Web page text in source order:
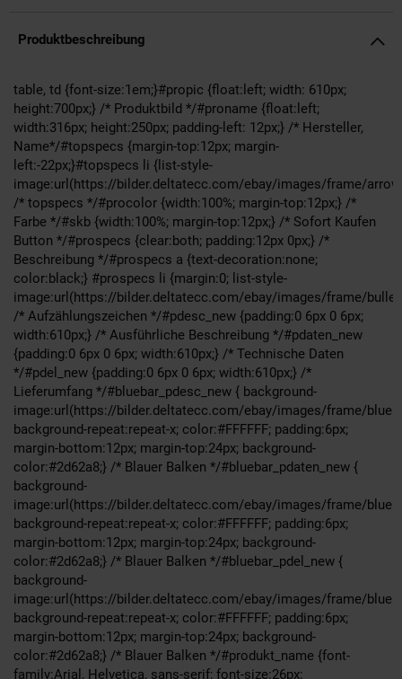
Produktbeschreibung
table, td {font-size:1em;}#propic {float:left; width: 610px;
height:700px;} /* Produktbild */#proname {float:left;
width:316px; height:250px; padding-left: 12px;} /* Hersteller,
Name*/#topspecs {margin-top:12px; margin-
left:-22px;}#topspecs li {list-style-
image:url(https://bilder.deltatecc.com/ebay/images/frame/
/* topspecs */#procolor {width:100%; margin-top:12px;} /*
Farbe */#skb {width:100%; margin-top:12px;} /* Sofort Kaufen
Button */#prospecs {clear:both; padding:12px 0px;} /*
Beschreibung */#prospecs a {text-decoration:none;
color:black;} #prospecs li {margin:0; list-style-
image:url(https://bilder.deltatecc.com/ebay/images/frame/
/* Aufzählungszeichen */#pdesc_new {padding:0 6px 0 6px;
width:610px;} /* Ausführliche Beschreibung */#pdaten_new
{padding:0 6px 0 6px; width:610px;} /* Technische Daten
*/#pdel_new {padding:0 6px 0 6px; width:610px;} /*
Lieferumfang */#bluebar_pdesc_new { background-
image:url(https://bilder.deltatecc.com/ebay/images/frame/
background-repeat:repeat-x; color:#FFFFFF; padding:6px;
margin-bottom:12px; margin-top:24px; background-
color:#2d62a8;} /* Blauer Balken */#bluebar_pdaten_new {
background-
image:url(https://bilder.deltatecc.com/ebay/images/frame/
background-repeat:repeat-x; color:#FFFFFF; padding:6px;
margin-bottom:12px; margin-top:24px; background-
color:#2d62a8;} /* Blauer Balken */#bluebar_pdel_new {
background-
image:url(https://bilder.deltatecc.com/ebay/images/frame/
background-repeat:repeat-x; color:#FFFFFF; padding:6px;
margin-bottom:12px; margin-top:24px; background-
color:#2d62a8;} /* Blauer Balken */#produkt_name {font-
family:Arial, Helvetica, sans-serif; font-size:26px;